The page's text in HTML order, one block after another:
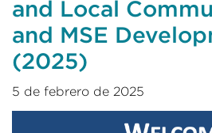
and Local
and MSE
(2025)
5 de febrero de 2025